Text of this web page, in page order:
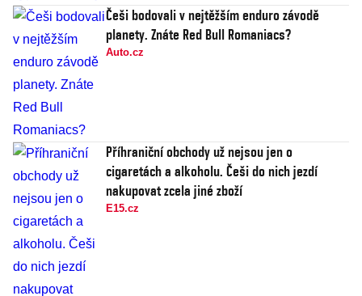
Češi bodovali v nejtěžším enduro závodě
planety. Znáte Red Bull Romaniacs?
Auto.cz
Příhraniční obchody už nejsou jen o
cigaretách a alkoholu. Češi do nich jezdí
nakupovat zcela jiné zboží
E15.cz